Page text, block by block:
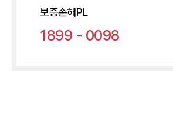
보증손해PL
1899 - 0098